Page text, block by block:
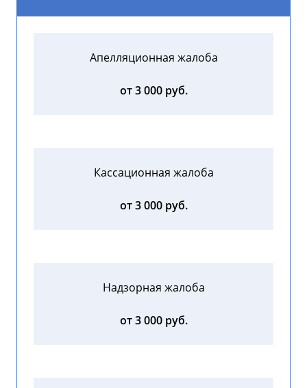
Апелляционная жалоба
от 3 000 руб.
Кассационная жалоба
от 3 000 руб.
Надзорная жалоба
от 3 000 руб.